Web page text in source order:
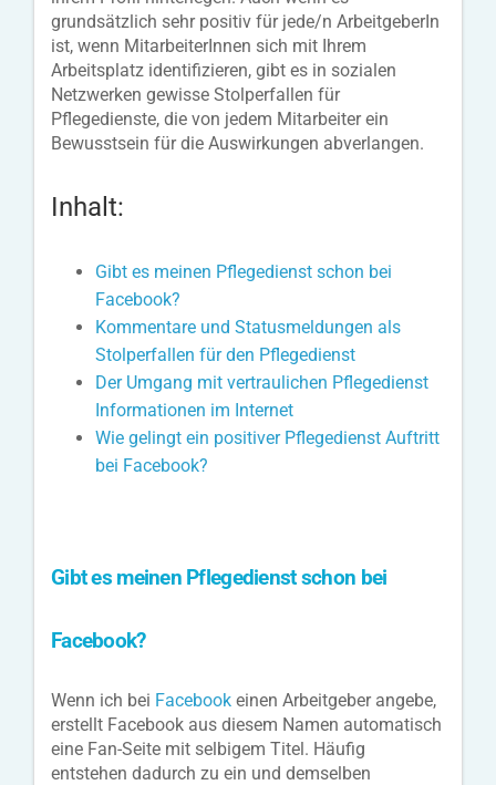
grundsätzlich sehr positiv für jede/n ArbeitgeberIn
ist, wenn MitarbeiterInnen sich mit Ihrem
Arbeitsplatz identifizieren, gibt es in sozialen
Netzwerken gewisse Stolperfallen für
Pflegedienste, die von jedem Mitarbeiter ein
Bewusstsein für die Auswirkungen abverlangen.
Inhalt:
Gibt es meinen Pflegedienst schon bei
Facebook?
Kommentare und Statusmeldungen als
Stolperfallen für den Pflegedienst
Der Umgang mit vertraulichen Pflegedienst
Informationen im Internet
Wie gelingt ein positiver Pflegedienst Auftritt
bei Facebook?
Gibt es meinen Pflegedienst schon bei
Facebook?
Wenn ich bei Facebook einen Arbeitgeber angebe,
erstellt Facebook aus diesem Namen automatisch
eine Fan-Seite mit selbigem Titel. Häufig
entstehen dadurch zu ein und demselben